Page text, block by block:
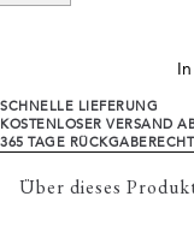
SCHNELLE LIEFERUNG
KOSTENLOSER VERSAND
365 TAGE RÜCKGABERECHT
Über dieses